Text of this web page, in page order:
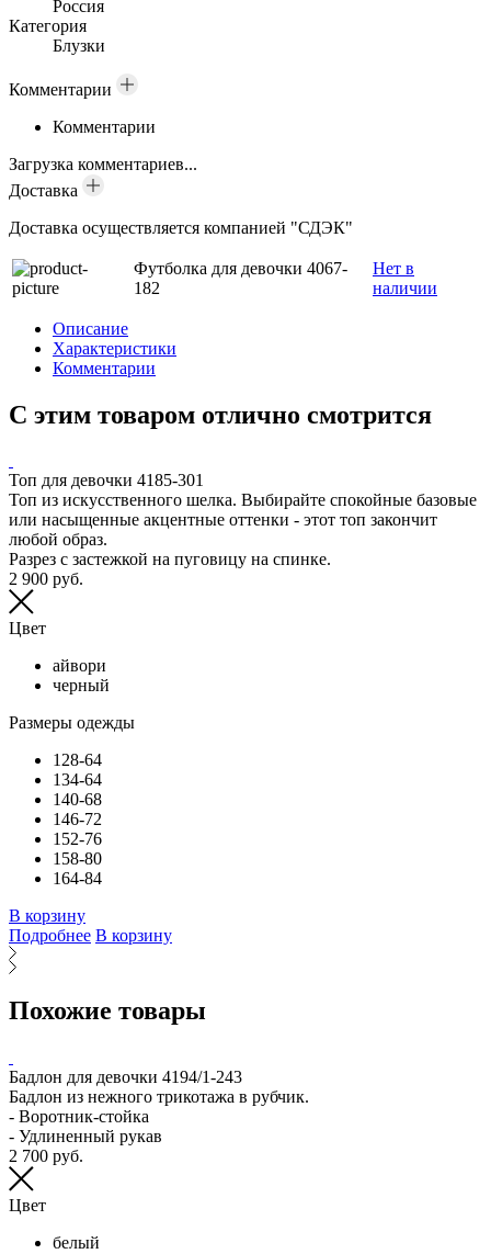
Россия
Категория
Блузки
Комментарии
Комментарии
Загрузка комментариев...
Доставка
Доставка осуществляется компанией "СДЭК"
Футболка для девочки 4067-
182
Нет в
наличии
Описание
Характеристики
Комментарии
С этим товаром отлично смотрится
Топ для девочки 4185-301
Топ из искусственного шелка. Выбирайте спокойные базовые
или насыщенные акцентные оттенки - этот топ закончит
любой образ.
Разрез с застежкой на пуговицу на спинке.
2 900 руб.
Цвет
айвори
черный
Размеры одежды
128-64
134-64
140-68
146-72
152-76
158-80
164-84
В корзину
Подробнее В корзину
Похожие товары
Бадлон для девочки 4194/1-243
Бадлон из нежного трикотажа в рубчик.
- Воротник-стойка
- Удлиненный рукав
2 700 руб.
Цвет
белый